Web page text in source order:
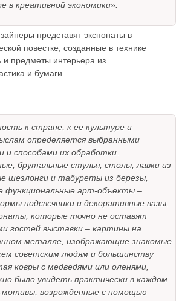
в креативной экономики».
представят экспонаты в
повестке, созданные в технике
и предметы интерьера из
и бумаги.
к стране, к ее культуре и
определяется выбранными
и способами их обработки.
брутальные стулья, столы, лавки из
шезлонги и табуреты из березы,
функциональные арт-объекты –
подсвечники и декоративные вазы,
которые точно не оставят
гостей выставки – картины на
металле, изображающие знакомые
советским людям и большинству
ковры с медведями или оленями,
было увидеть практически в каждом
возрожденные с помощью